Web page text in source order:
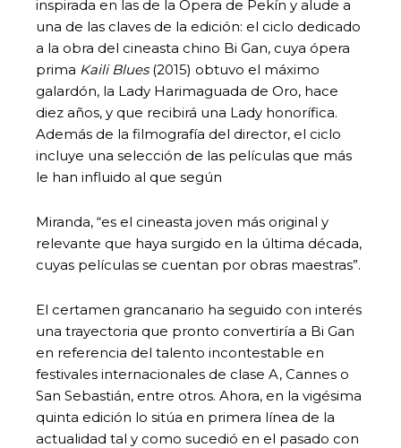
inspirada en las de la Ópera de Pekín y alude a
una de las claves de la edición: el ciclo dedicado
a la obra del cineasta chino Bi Gan, cuya ópera
prima Kaili Blues(2015) obtuvo el máximo
galardón, la Lady Harimaguada de Oro, hace
diez años, y que recibirá una Lady honorífica.
Además de la filmografía del director, el ciclo
incluye una selección de las películas que más
le han influido al que según
Miranda, “es el cineasta joven más original y
relevante que haya surgido en la última década,
cuyas películas se cuentan por obras maestras”.
El certamen grancanario ha seguido con interés
una trayectoria que pronto convertiría a Bi Gan
en referencia del talento incontestable en
festivales internacionales de clase A, Cannes o
San Sebastián, entre otros. Ahora, en la vigésima
quinta edición lo sitúa en primera línea de la
actualidad tal y como sucedió en el pasado con